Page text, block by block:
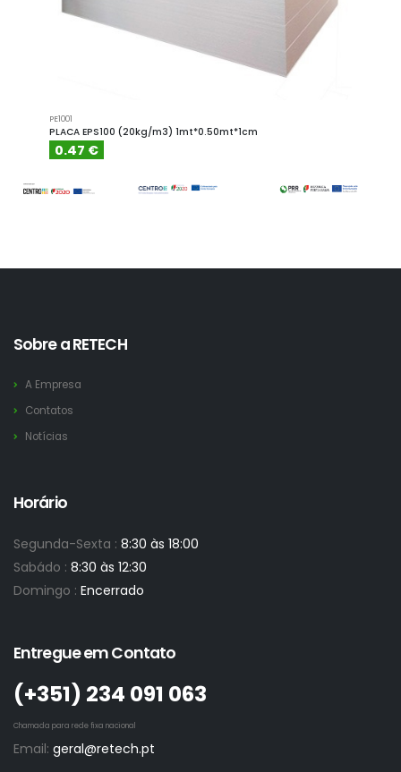
PE1001
PLACA EPS100 (20kg/m3) 1mt*0.50mt*1cm
0.47 €
Sobre a RETECH
A Empresa
Contatos
Notícias
Horário
Segunda-Sexta : 8:30 às 18:00
Sabádo : 8:30 às 12:30
Domingo : Encerrado
Entregue em Contato
(+351)­ 234 091 063
Chamada para rede fixa nacional
Email: geral@retech.pt